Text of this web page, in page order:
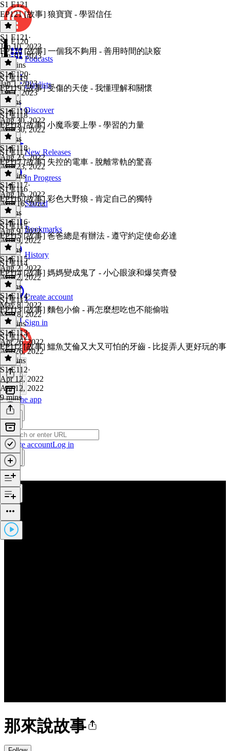
Podcasts
Playlists
Discover
New Releases
In Progress
Starred
Bookmarks
History
Create account
Sign in
Get the app
Create accountLog in
那來說故事
S1 E121
EP121 [故事] 狼寶寶 - 學習信任
S1 E121·
Jan 10, 2023
Jan 10, 2023
12 mins
S1 E120
EP120 [故事] 一個我不夠用 - 善用時間的訣竅
S1 E120·
Jan 1, 2023
Jan 1, 2023
9 mins
S1 E119
EP119 [故事] 受傷的天使 - 我懂理解和關懷
S1 E119·
Aug 30, 2022
Aug 30, 2022
5 mins
S1 E118
EP118 [故事] 小魔乖要上學 - 學習的力量
S1 E118·
Aug 23, 2022
Aug 23, 2022
13 mins
S1 E117
EP117 [故事] 失控的電車 - 脫離常軌的驚喜
S1 E117·
Aug 16, 2022
Aug 16, 2022
7 mins
S1 E116
EP116 [故事] 彩色大野狼 - 肯定自己的獨特
S1 E116·
Aug 9, 2022
Aug 9, 2022
9 mins
S1 E115
EP115 [故事] 爸爸總是有辦法 - 遵守約定使命必達
S1 E115·
Aug 2, 2022
Aug 2, 2022
8 mins
S1 E114
EP114 [故事] 媽媽變成鬼了 - 小心眼淚和爆笑齊發
S1 E114·
May 8, 2022
May 8, 2022
17 mins
S1 E113
EP113 [故事] 麵包小偷 - 再怎麼想吃也不能偷啦
S1 E113·
Apr 26, 2022
Apr 26, 2022
12 mins
S1 E112
EP112 [故事] 鱷魚艾倫又大又可怕的牙齒 - 比捉弄人更好玩的事
S1 E112·
Apr 12, 2022
Apr 12, 2022
9 mins